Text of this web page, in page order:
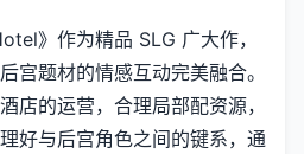
》作为精品 SLG 广大作，
宫题材的情感互动完美融合。
店的运营，合理局部配资源，
好与后宫角色之间的键系，通